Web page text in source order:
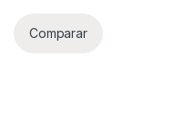
Comparar